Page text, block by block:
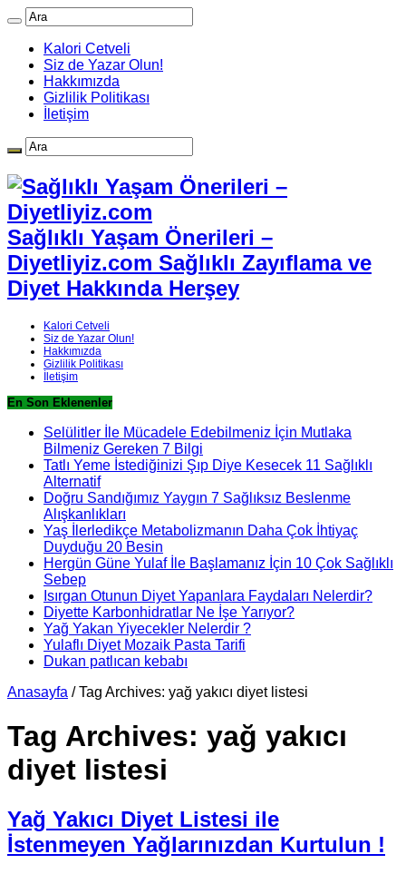
Kalori Cetveli
Siz de Yazar Olun!
Hakkımızda
Gizlilik Politikası
İletişim
Sağlıklı Yaşam Önerileri –
Diyetliyiz.com Sağlıklı Zayıflama ve
Diyet Hakkında Herşey
Kalori Cetveli
Siz de Yazar Olun!
Hakkımızda
Gizlilik Politikası
İletişim
En Son Eklenenler
Selülitler İle Mücadele Edebilmeniz İçin Mutlaka
Bilmeniz Gereken 7 Bilgi
Tatlı Yeme İstediğinizi Şıp Diye Kesecek 11 Sağlıklı
Alternatif
Doğru Sandığımız Yaygın 7 Sağlıksız Beslenme
Alışkanlıkları
Yaş İlerledikçe Metabolizmanın Daha Çok İhtiyaç
Duyduğu 20 Besin
Hergün Güne Yulaf İle Başlamanız İçin 10 Çok Sağlıklı
Sebep
Isırgan Otunun Diyet Yapanlara Faydaları Nelerdir?
Diyette Karbonhidratlar Ne İşe Yarıyor?
Yağ Yakan Yiyecekler Nelerdir ?
Yulaflı Diyet Mozaik Pasta Tarifi
Dukan patlıcan kebabı
Anasayfa / Tag Archives: yağ yakıcı diyet listesi
Tag Archives: yağ yakıcı
diyet listesi
Yağ Yakıcı Diyet Listesi ile
İstenmeyen Yağlarınızdan Kurtulun !